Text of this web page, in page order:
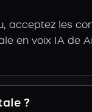
acceptez les
en voix IA de
?